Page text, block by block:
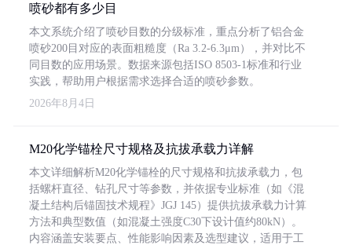
喷砂都有多少目
本文系统介绍了喷砂目数的分级标准，重点分析了铝合金
喷砂200目对应的表面粗糙度（Ra 3.2-6.3μm），并对比不
同目数的应用场景。数据来源包括ISO 8503-1标准和行业
实践，帮助用户根据需求选择合适的喷砂参数。
2026年8月4日
M20化学锚栓尺寸规格及抗拔承载力详解
本文详细解析M20化学锚栓的尺寸规格和抗拔承载力，包
括螺杆直径、钻孔尺寸等参数，并依据专业标准（如《混
凝土结构后锚固技术规程》JGJ 145）提供抗拔承载力计算
方法和典型数值（如混凝土强度C30下设计值约80kN）。
内容涵盖安装要点、性能影响因素及选型建议，适用于工